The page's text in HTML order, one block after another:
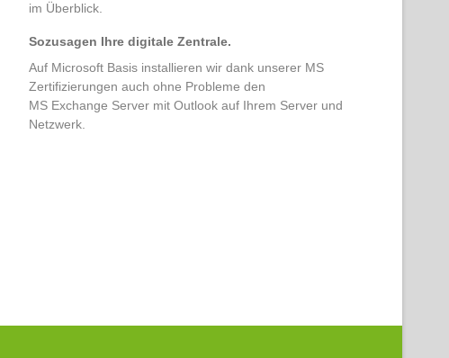
im Überblick.
Sozusagen Ihre digitale Zentrale.
Auf Microsoft Basis installieren wir dank unserer MS
Zertifizierungen auch ohne Probleme den
MS Exchange Server mit Outlook auf Ihrem Server und
Netzwerk.